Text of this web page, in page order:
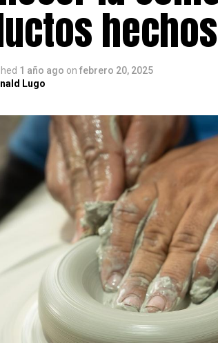
1 año ago on febrero 20, 2025
Lugo